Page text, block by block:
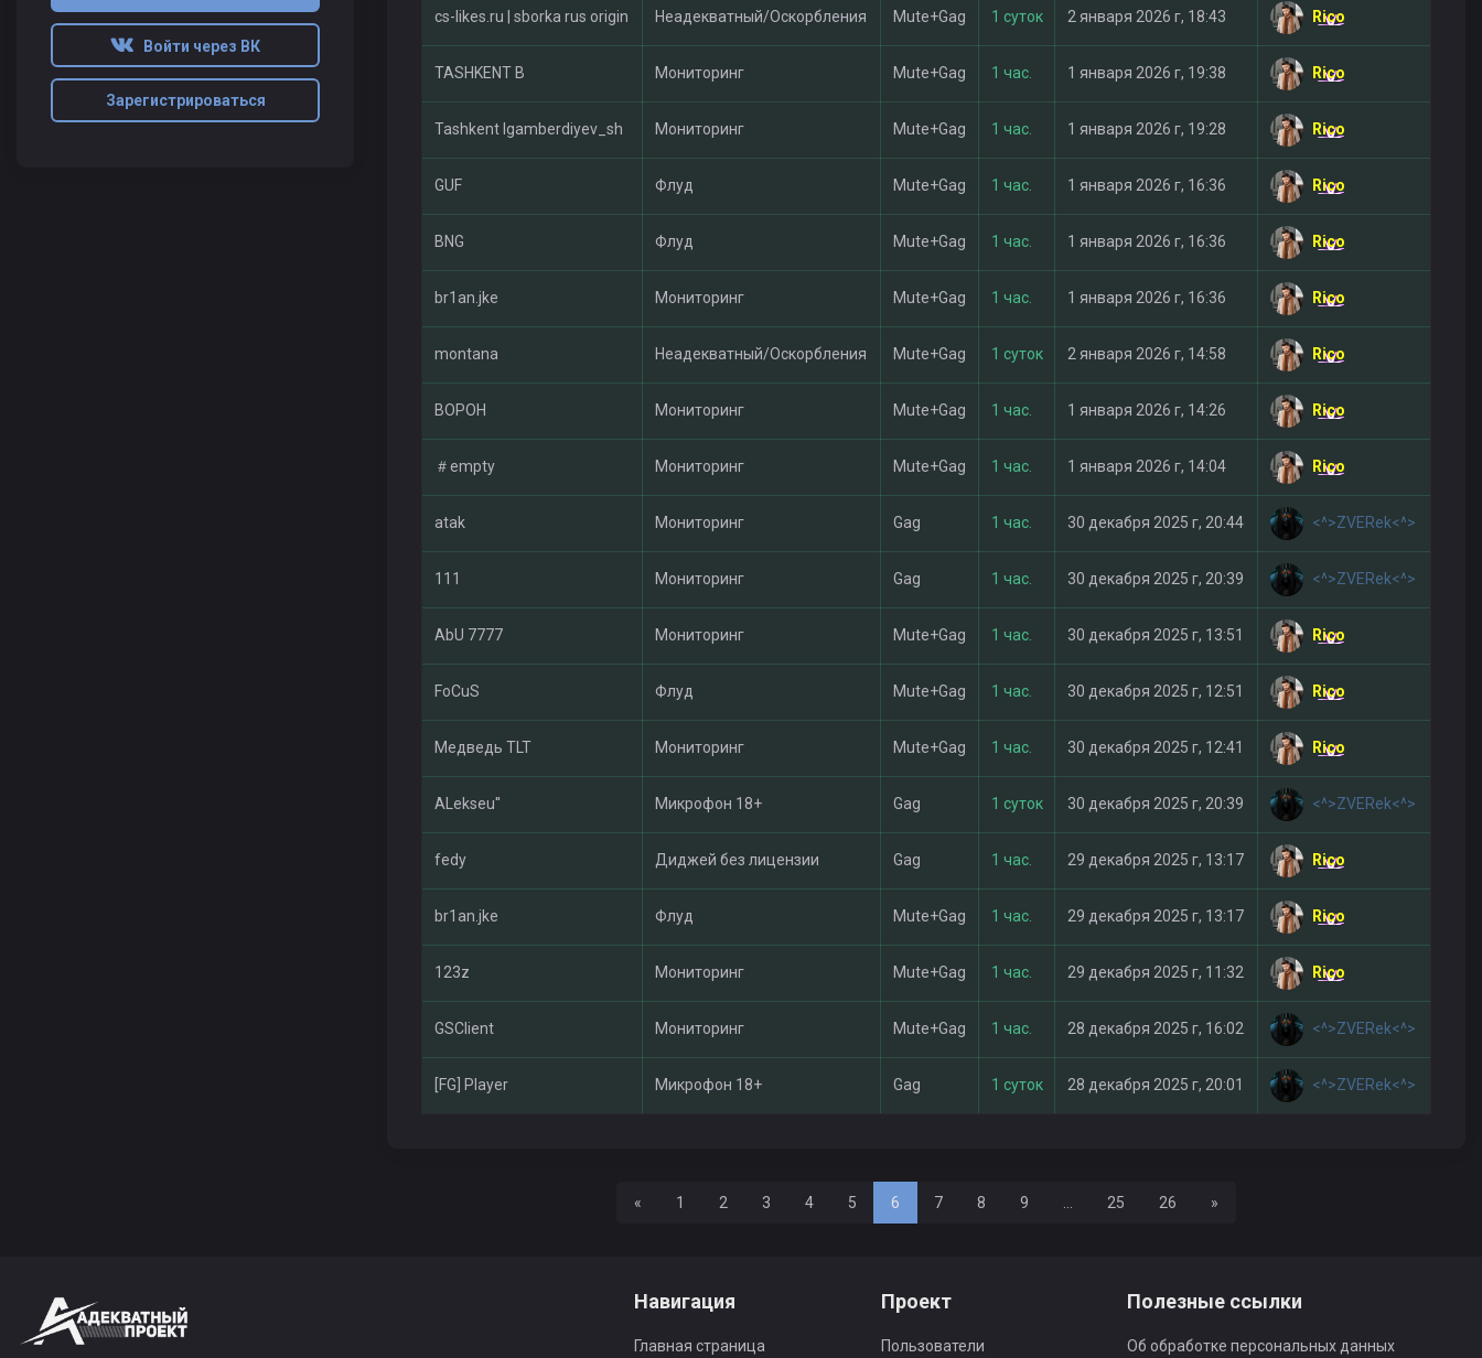
cs-likes.ru | sborka rus origin Неадекватный/Оскорбления Mute+Gag 1 суток 2 января 2026 г, 18:43 Rico
TASHKENT B Мониторинг Mute+Gag 1 час. 1 января 2026 г, 19:38 Rico
Tashkent Igamberdiyev_sh Мониторинг Mute+Gag 1 час. 1 января 2026 г, 19:28 Rico
GUF Флуд Mute+Gag 1 час. 1 января 2026 г, 16:36 Rico
BNG Флуд Mute+Gag 1 час. 1 января 2026 г, 16:36 Rico
br1an.jke Мониторинг Mute+Gag 1 час. 1 января 2026 г, 16:36 Rico
montana Неадекватный/Оскорбления Mute+Gag 1 суток 2 января 2026 г, 14:58 Rico
ВОРОН Мониторинг Mute+Gag 1 час. 1 января 2026 г, 14:26 Rico
＃empty Мониторинг Mute+Gag 1 час. 1 января 2026 г, 14:04 Rico
atak Мониторинг Gag 1 час. 30 декабря 2025 г, 20:44 <^>ZVERek<^>
111 Мониторинг Gag 1 час. 30 декабря 2025 г, 20:39 <^>ZVERek<^>
AbU 7777 Мониторинг Mute+Gag 1 час. 30 декабря 2025 г, 13:51 Rico
FoCuS Флуд Mute+Gag 1 час. 30 декабря 2025 г, 12:51 Rico
Медведь TLT Мониторинг Mute+Gag 1 час. 30 декабря 2025 г, 12:41 Rico
ALekseu'' Микрофон 18+ Gag 1 суток 30 декабря 2025 г, 20:39 <^>ZVERek<^>
fedy Диджей без лицензии Gag 1 час. 29 декабря 2025 г, 13:17 Rico
br1an.jke Флуд Mute+Gag 1 час. 29 декабря 2025 г, 13:17 Rico
123z Мониторинг Mute+Gag 1 час. 29 декабря 2025 г, 11:32 Rico
GSClient Мониторинг Mute+Gag 1 час. 28 декабря 2025 г, 16:02 <^>ZVERek<^>
[FG] Player Микрофон 18+ Gag 1 суток 28 декабря 2025 г, 20:01 <^>ZVERek<^>
« Назад1 2 3 4 5 6 7 8 9 25 26 »
Войти через ВК
Зарегистрироваться
Навигация
Главная страница
Проект
Пользователи
Полезные ссылки
Об обработке персональных данных